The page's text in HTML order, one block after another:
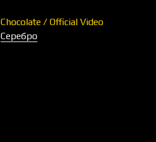
Chocolate / Official Video
Серебро